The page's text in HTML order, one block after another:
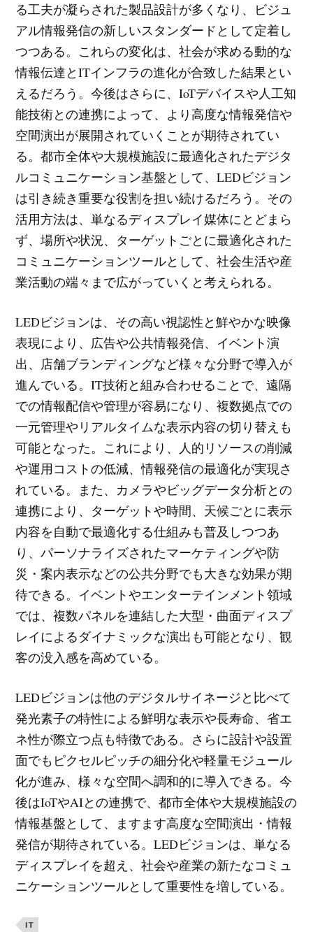
る工夫が凝らされた製品設計が多くなり、ビジュ
アル情報発信の新しいスタンダードとして定着し
つつある。これらの変化は、社会が求める動的な
情報伝達とITインフラの進化が合致した結果とい
えるだろう。今後はさらに、IoTデバイスや人工知
能技術との連携によって、より高度な情報発信や
空間演出が展開されていくことが期待されてい
る。都市全体や大規模施設に最適化されたデジタ
ルコミュニケーション基盤として、LEDビジョン
は引き続き重要な役割を担い続けるだろう。その
活用方法は、単なるディスプレイ媒体にとどまら
ず、場所や状況、ターゲットごとに最適化された
コミュニケーションツールとして、社会生活や産
業活動の端々まで広がっていくと考えられる。
LEDビジョンは、その高い視認性と鮮やかな映像
表現により、広告や公共情報発信、イベント演
出、店舗ブランディングなど様々な分野で導入が
進んでいる。IT技術と組み合わせることで、遠隔
での情報配信や管理が容易になり、複数拠点での
一元管理やリアルタイムな表示内容の切り替えも
可能となった。これにより、人的リソースの削減
や運用コストの低減、情報発信の最適化が実現さ
れている。また、カメラやビッグデータ分析との
連携により、ターゲットや時間、天候ごとに表示
内容を自動で最適化する仕組みも普及しつつあ
り、パーソナライズされたマーケティングや防
災・案内表示などの公共分野でも大きな効果が期
待できる。イベントやエンターテインメント領域
では、複数パネルを連結した大型・曲面ディスプ
レイによるダイナミックな演出も可能となり、観
客の没入感を高めている。
LEDビジョンは他のデジタルサイネージと比べて
発光素子の特性による鮮明な表示や長寿命、省エ
ネ性が際立つ点も特徴である。さらに設計や設置
面でもピクセルピッチの細分化や軽量モジュール
化が進み、様々な空間へ調和的に導入できる。今
後はIoTやAIとの連携で、都市全体や大規模施設の
情報基盤として、ますます高度な空間演出・情報
発信が期待されている。LEDビジョンは、単なる
ディスプレイを超え、社会や産業の新たなコミュ
ニケーションツールとして重要性を増している。
IT